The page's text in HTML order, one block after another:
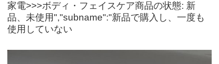
家電>>>ボディ・フェイスケア商品の状態: 新
品、未使用","subname":"新品で購入し、一度も
使用していない